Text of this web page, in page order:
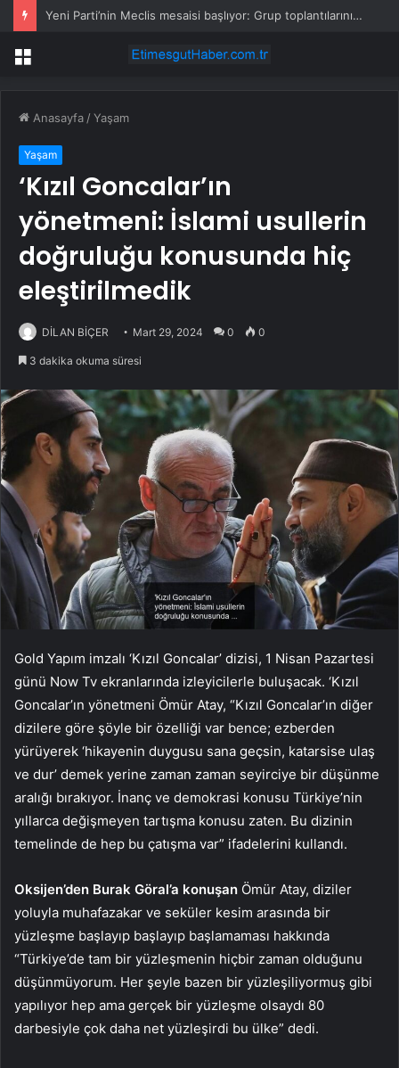
Yeni Parti’nin Meclis mesaisi başlıyor: Grup toplantılarının günü ve saati belli oldu
Menü
Anasayfa /Yaşam
Yaşam
‘Kızıl Goncalar’ın
yönetmeni: İslami usullerin
doğruluğu konusunda hiç
eleştirilmedik
DİLAN BİÇER Mart 29, 2024 0 0
3 dakika okuma süresi
Gold Yapım imzalı ‘Kızıl Goncalar’ dizisi, 1 Nisan Pazartesi
günü Now Tv ekranlarında izleyicilerle buluşacak. ‘Kızıl
Goncalar’ın yönetmeni Ömür Atay, “Kızıl Goncalar’ın diğer
dizilere göre şöyle bir özelliği var bence; ezberden
yürüyerek ‘hikayenin duygusu sana geçsin, katarsise ulaş
ve dur’ demek yerine zaman zaman seyirciye bir düşünme
aralığı bırakıyor. İnanç ve demokrasi konusu Türkiye’nin
yıllarca değişmeyen tartışma konusu zaten. Bu dizinin
temelinde de hep bu çatışma var” ifadelerini kullandı.
Oksijen’den Burak Göral’a konuşan Ömür Atay, diziler
yoluyla muhafazakar ve seküler kesim arasında bir
yüzleşme başlayıp başlayıp başlamaması hakkında
“Türkiye’de tam bir yüzleşmenin hiçbir zaman olduğunu
düşünmüyorum. Her şeyle bazen bir yüzleşiliyormuş gibi
yapılıyor hep ama gerçek bir yüzleşme olsaydı 80
darbesiyle çok daha net yüzleşirdi bu ülke” dedi.